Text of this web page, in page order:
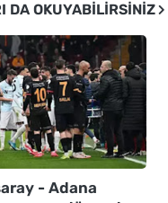
DA OKUYABILIRSINIZ
- Adana